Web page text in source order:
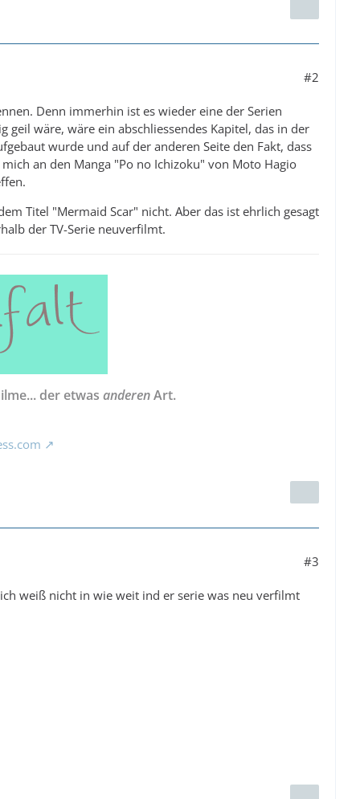
#2
Denn immerhin ist es wieder eine der Serien
geil wäre, wäre ein abschliessendes Kapitel, das in der
wurde und auf der anderen Seite den Fakt, dass
an den Manga "Po no Ichizoku" von Moto Hagio
Titel "Mermaid Scar" nicht. Aber das ist ehrlich gesagt
der TV-Serie neuverfilmt.
der etwas anderenArt.
#3
weiß nicht in wie weit ind er serie was neu verfilmt